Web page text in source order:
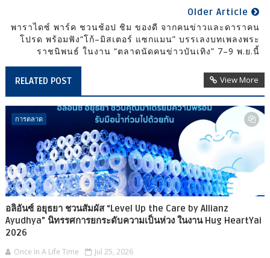
Older Article
พาราไดซ์ พาร์ค ชวนช้อป ชิม ของดี จากคนข่าวและดาราคน
โปรด พร้อมฟัง“โก้–มิสเตอร์ แซกแมน” บรรเลงบทเพลงพระ
ราชนิพนธ์ ในงาน “ตลาดนัดคนข่าวบันเทิง” 7–9 พ.ย.นี้
RELATED POST View More
การตลาด
อลิอันซ์ อยุธยา ชวนสัมผัส “Level Up the Care by Allianz
Ayudhya” นิทรรศการยกระดับความเป็นห่วง ในงาน Hug HeartYai
2026
Once In A Life Time Jul 25, 2026